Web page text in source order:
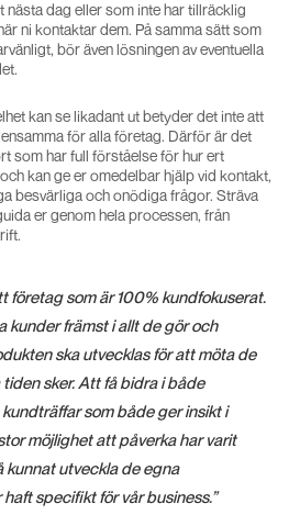
dag eller som inte har tillräcklig
ni kontaktar dem. På samma sätt som
bör även lösningen av eventuella
kan se likadant ut betyder det inte att
för alla företag. Därför är det
som har full förståelse för hur ert
kan ge er omedelbar hjälp vid kontakt,
besvärliga och onödiga frågor. Sträva
er genom hela processen, från
företag som är 100% kundfokuserat.
kunder främst i allt de gör och
ska utvecklas för att möta de
sker. Att få bidra i både
som både ger insikt i
möjlighet att påverka har varit
kunnat utveckla de egna
specifikt för vår business.”